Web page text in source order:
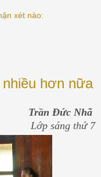
xét nào:
nhiều hơn nữa
Trần Đức Nhã
Lớp sáng thứ 7